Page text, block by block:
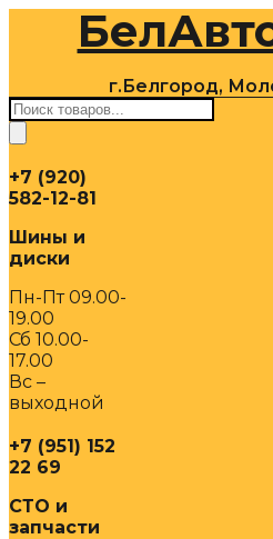
содержимому
г.Белгород,
Поиск
товаров
+7 (920)
582-12-81
Шины и
диски
Пн-Пт 09.00-
19.00
Сб 10.00-
17.00
Вс –
выходной
+7 (951) 152
22 69
СТО и
запчасти